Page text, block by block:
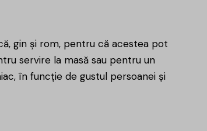
, ginși rom, pentru că acestea pot
servire la masă sau pentru un
în funcție de gustul persoanei și